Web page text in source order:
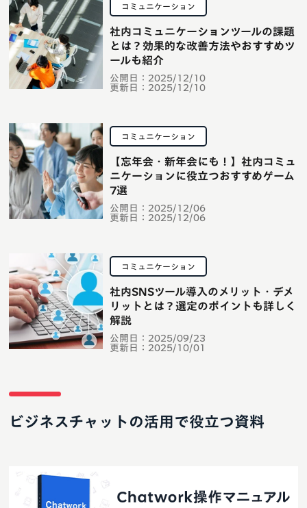
コミュニケーション
公開日： 2025/12/10
更新日： 2025/12/10
社内コミュニケーションツールの課題
とは？効果的な改善方法やおすすめツ
ールも紹介
コミュニケーション
公開日： 2025/12/06
更新日： 2025/12/06
【忘年会・新年会にも！】社内コミュ
ニケーションに役立つおすすめゲーム
7選
コミュニケーション
公開日： 2025/09/23
更新日： 2025/10/01
社内SNSツール導入のメリット・デメ
リットとは？選定のポイントも詳しく
解説
ビジネスチャットの活用で役立つ資料